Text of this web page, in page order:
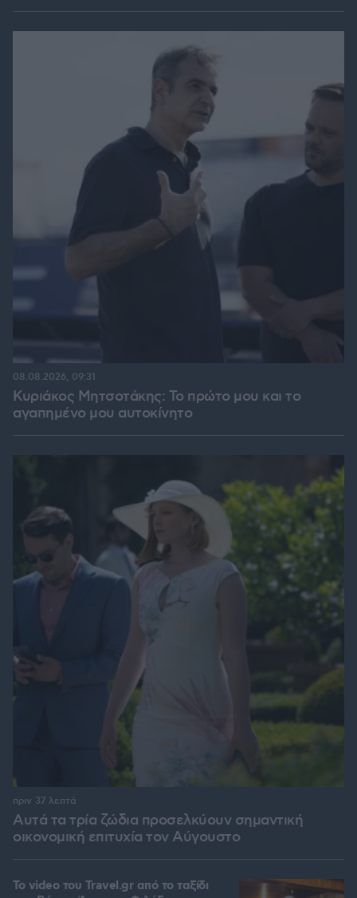
Κυριάκος Μητσοτάκης: Το πρώτο μου και το
αγαπημένο μου αυτοκίνητο
08.08.2026, 09:31
Αυτά τα τρία ζώδια προσελκύουν σημαντική
οικονομική επιτυχία τον Αύγουστο
πριν 37 λεπτά
To video του Travel.gr από το ταξίδι